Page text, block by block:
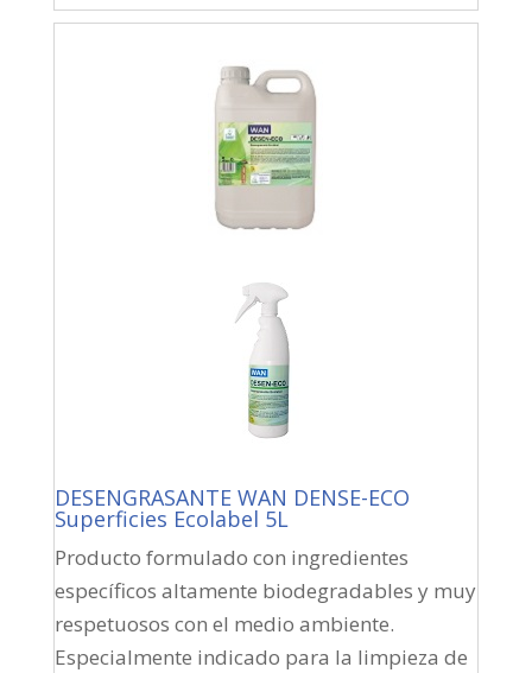
DESENGRASANTE WAN DENSE-ECO
Superficies Ecolabel 5L
Producto formulado con ingredientes
específicos altamente biodegradables y muy
respetuosos con el medio ambiente.
Especialmente indicado para la limpieza de